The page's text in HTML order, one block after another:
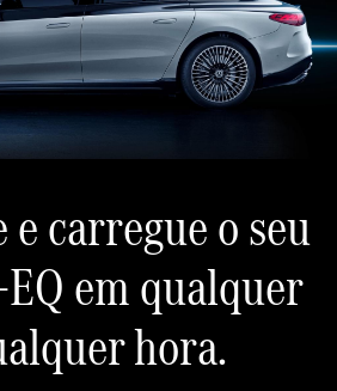
carregue o seu
em qualquer
hora.